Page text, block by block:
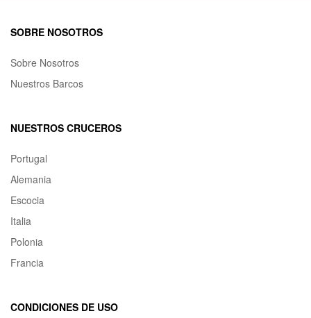
SOBRE NOSOTROS
Sobre Nosotros
Nuestros Barcos
NUESTROS CRUCEROS
Portugal
Alemania
Escocia
Italia
Polonia
Francia
CONDICIONES DE USO